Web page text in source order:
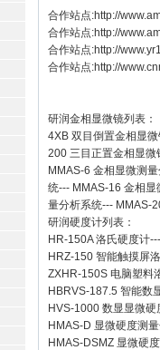
合作站点:http://
合作站点:http://
合作站点:http://
合作站点:http://
研润金相显微镜列表：
4XB 双目倒置金相显
200 三目正置金相显微
MMAS-6 金相显微测
统--- MMAS-16 金相显
量分析系统--- MMAS-
研润硬度计列表：
HR-150A 洛氏硬度计
HRZ-150 智能触摸屏
ZXHR-150S 电脑塑料
HBRVS-187.5 智能数
HVS-1000 数显显微硬
HMAS-D 显微硬度测
HMAS-DSMZ 显微硬